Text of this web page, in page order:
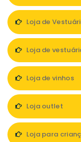
Loja de
Loja de
Loja de vinhos
Loja outlet
Loja para